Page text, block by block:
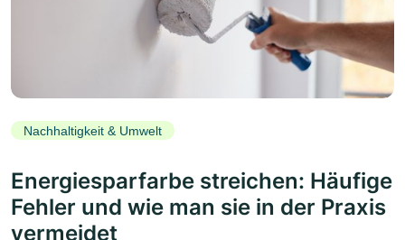
Nachhaltigkeit & Umwelt
Energiesparfarbe streichen: Häufige
Fehler und wie man sie in der Praxis
vermeidet